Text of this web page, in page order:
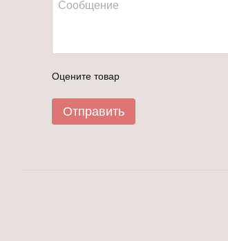
Оцените товар
Отправить